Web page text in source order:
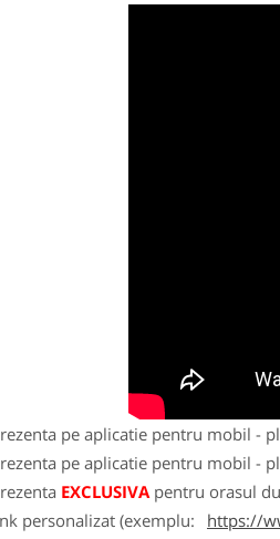
pe aplicatie pentru mobil -
pe aplicatie pentru mobil -
EXCLUSIVApentru orasul
personalizat (exemplu:
https://